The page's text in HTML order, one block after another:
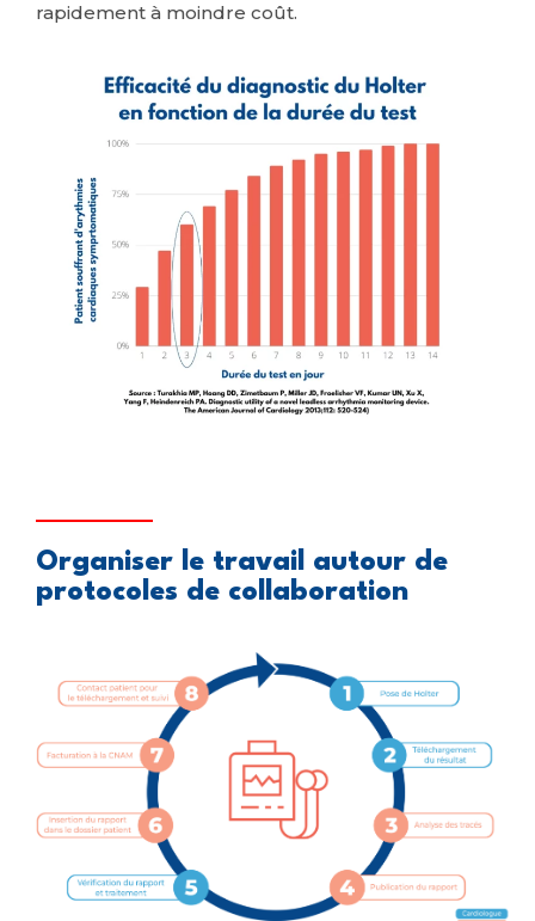
rapidement à moindre coût.
Organiser le travail autour de
protocoles de collaboration